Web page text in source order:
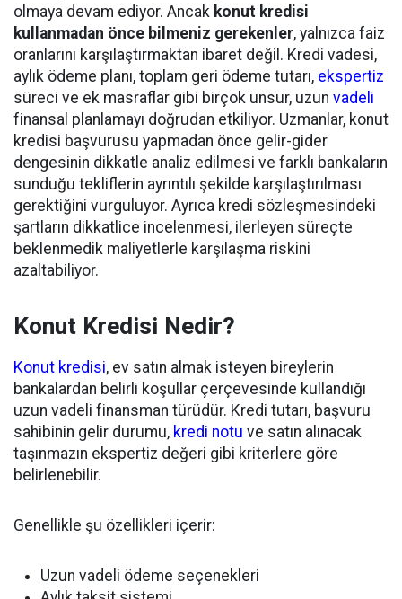
olmaya devam ediyor. Ancak konut kredisi
kullanmadan önce bilmeniz gerekenler, yalnızca faiz
oranlarını karşılaştırmaktan ibaret değil. Kredi vadesi,
aylık ödeme planı, toplam geri ödeme tutarı, ekspertiz
süreci ve ek masraflar gibi birçok unsur, uzun vadeli
finansal planlamayı doğrudan etkiliyor. Uzmanlar, konut
kredisi başvurusu yapmadan önce gelir-gider
dengesinin dikkatle analiz edilmesi ve farklı bankaların
sunduğu tekliflerin ayrıntılı şekilde karşılaştırılması
gerektiğini vurguluyor. Ayrıca kredi sözleşmesindeki
şartların dikkatlice incelenmesi, ilerleyen süreçte
beklenmedik maliyetlerle karşılaşma riskini
azaltabiliyor.
Konut Kredisi Nedir?
Konut kredisi, ev satın almak isteyen bireylerin
bankalardan belirli koşullar çerçevesinde kullandığı
uzun vadeli finansman türüdür. Kredi tutarı, başvuru
sahibinin gelir durumu, kredi notu ve satın alınacak
taşınmazın ekspertiz değeri gibi kriterlere göre
belirlenebilir.
Genellikle şu özellikleri içerir:
Uzun vadeli ödeme seçenekleri